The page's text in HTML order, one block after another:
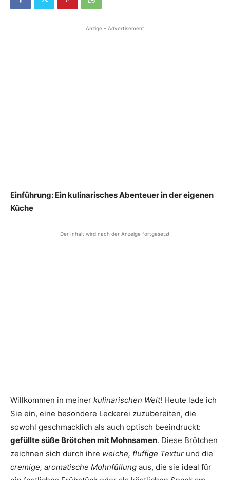
Anzige - Advertisement
Einführung: Ein kulinarisches Abenteuer in der eigenen
Küche
Der Inhalt wird nach der Anzeige fortgesetzt
Willkommen in meiner kulinarischen Welt! Heute lade ich
Sie ein, eine besondere Leckerei zuzubereiten, die
sowohl geschmacklich als auch optisch beeindruckt:
gefüllte süße Brötchen mit Mohnsamen. Diese Brötchen
zeichnen sich durch ihre weiche, fluffige Textur und die
cremige, aromatische Mohnfüllung aus, die sie ideal für